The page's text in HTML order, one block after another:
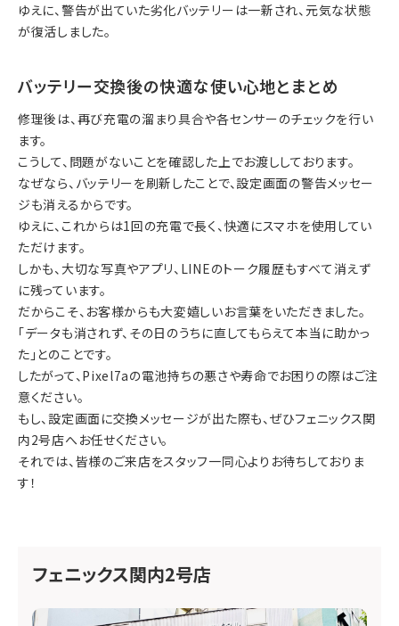
ゆえに、警告が出ていた劣化バッテリーは一新され、元気な状態
が復活しました。
バッテリー交換後の快適な使い心地とまとめ
修理後は、再び充電の溜まり具合や各センサーのチェックを行い
ます。
こうして、問題がないことを確認した上でお渡ししております。
なぜなら、バッテリーを刷新したことで、設定画面の警告メッセー
ジも消えるからです。
ゆえに、これからは1回の充電で長く、快適にスマホを使用してい
ただけます。
しかも、大切な写真やアプリ、LINEのトーク履歴もすべて消えず
に残っています。
だからこそ、お客様からも大変嬉しいお言葉をいただきました。
「データも消されず、その日のうちに直してもらえて本当に助かっ
た」とのことです。
したがって、Pixel7aの電池持ちの悪さや寿命でお困りの際はご注
意ください。
もし、設定画面に交換メッセージが出た際も、ぜひフェニックス関
内2号店へお任せください。
それでは、皆様のご来店をスタッフ一同心よりお待ちしておりま
す！
フェニックス関内2号店